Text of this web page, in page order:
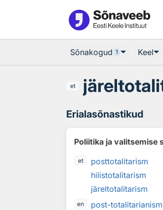
Sõnakogud 1 Keel
et
Erialasõnastikud
Poliitika ja valitsemise
et
posttotalitarism
hilistotalitarism
järeltotalitarism
en
post-totalitarianism